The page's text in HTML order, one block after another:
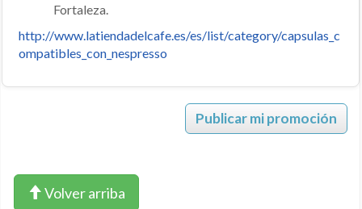
Fortaleza.
http://www.latiendadelcafe.es/es/list/category/capsulas_c
ompatibles_con_nespresso
Publicar mi promoción
Volver arriba